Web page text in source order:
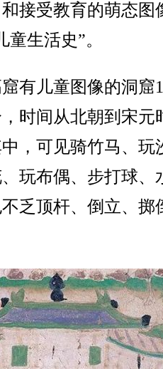
接受教育的萌态图
生活史”。
儿童图像的洞窟
时间从北朝到宋元
，可见骑竹马、玩
玩布偶、步打球、
乏顶杆、倒立、掷